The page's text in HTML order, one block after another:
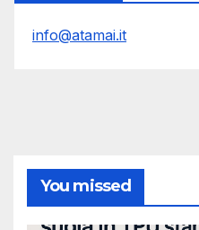
info@atamai.it
You missed